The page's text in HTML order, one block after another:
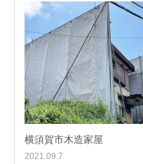
横須賀市木造家屋
2021.09.7